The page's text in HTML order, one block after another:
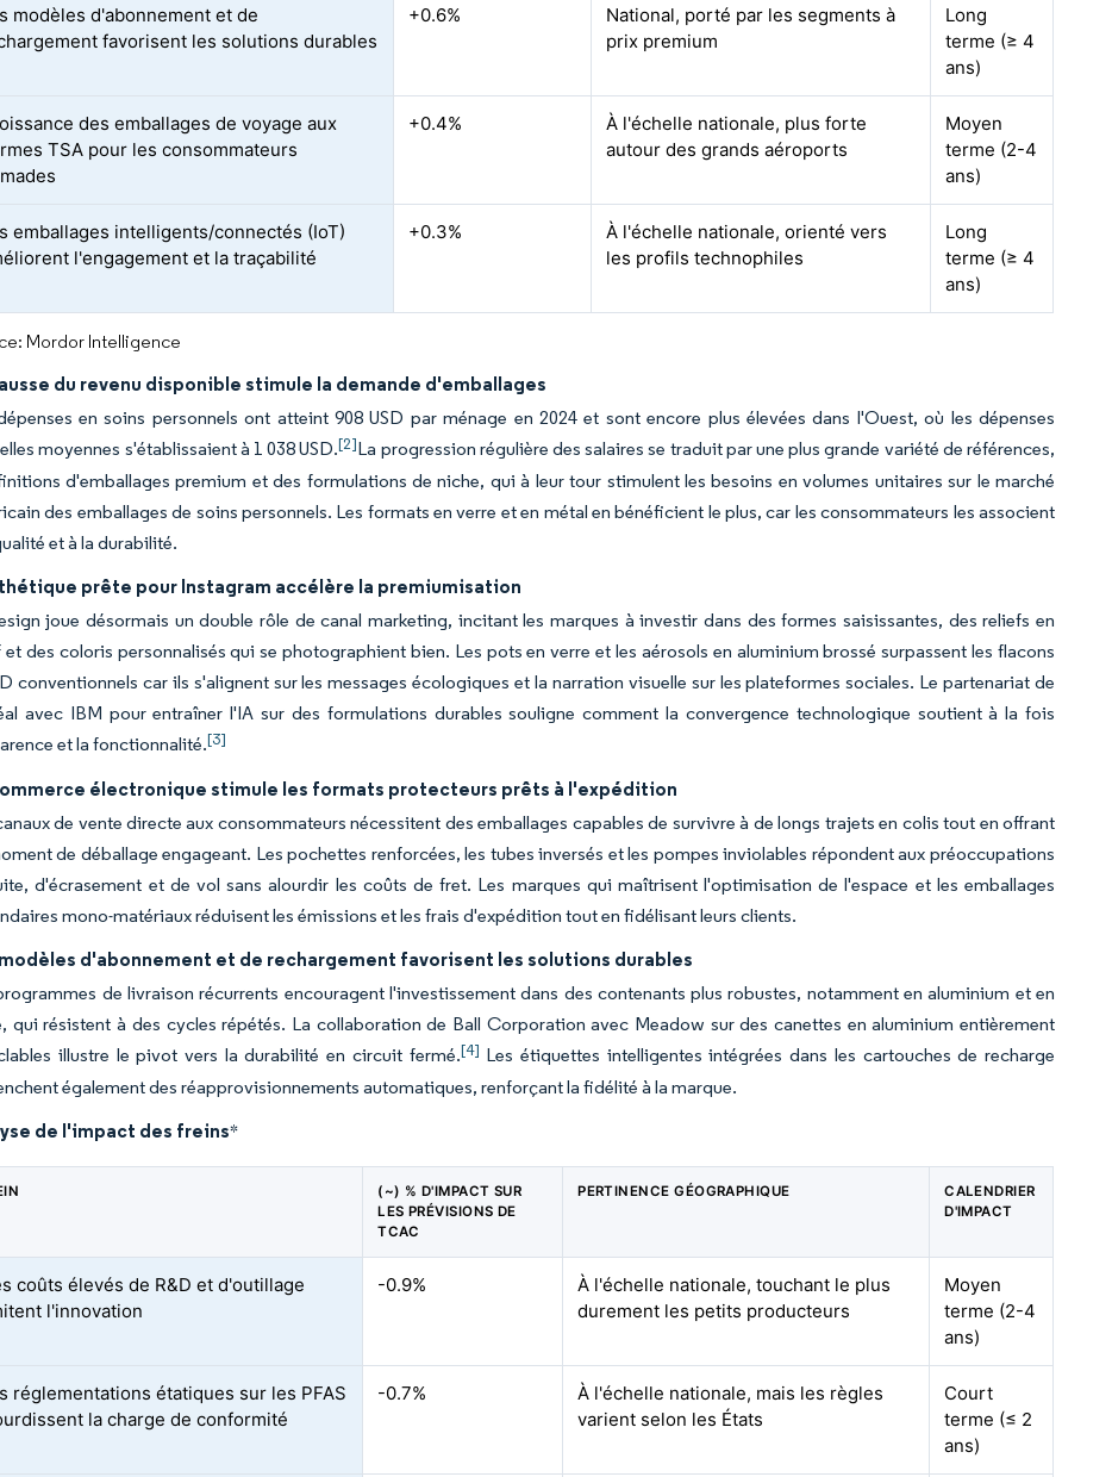
modèles d'abonnement et de
favorisent les solutions durables
+0.6%
National, porté par les segments à
prix premium
Long
terme (≥ 4
ans)
des emballages de voyage aux
TSA pour les consommateurs
+0.4%
À l'échelle nationale, plus forte
autour des grands aéroports
Moyen
terme (2-4
ans)
emballages intelligents/connectés (IoT)
l'engagement et la traçabilité
+0.3%
À l'échelle nationale, orienté vers
les profils technophiles
Long
terme (≥ 4
ans)
Mordor Intelligence
du revenu disponible stimule la demande d'emballages
en soins personnels ont atteint 908 USD par ménage en 2024 et sont encore plus élevées dans l'Ouest, où les dépenses
moyennes s'établissaient à 1 038 USD.[2]La progression régulière des salaires se traduit par une plus grande variété de références,
d'emballages premium et des formulations de niche, qui à leur tour stimulent les besoins en volumes unitaires sur le marché
des emballages de soins personnels. Les formats en verre et en métal en bénéficient le plus, car les consommateurs les associent
et à la durabilité.
prête pour Instagram accélère la premiumisation
joue désormais un double rôle de canal marketing, incitant les marques à investir dans des formes saisissantes, des reliefs en
et des coloris personnalisés qui se photographient bien. Les pots en verre et les aérosols en aluminium brossé surpassent les flacons
conventionnels car ils s'alignent sur les messages écologiques et la narration visuelle sur les plateformes sociales. Le partenariat de
avec IBM pour entraîner l'IA sur des formulations durables souligne comment la convergence technologique soutient à la fois
et la fonctionnalité.[3]
électronique stimule les formats protecteurs prêts à l'expédition
de vente directe aux consommateurs nécessitent des emballages capables de survivre à de longs trajets en colis tout en offrant
de déballage engageant. Les pochettes renforcées, les tubes inversés et les pompes inviolables répondent aux préoccupations
d'écrasement et de vol sans alourdir les coûts de fret. Les marques qui maîtrisent l'optimisation de l'espace et les emballages
mono-matériaux réduisent les émissions et les frais d'expédition tout en fidélisant leurs clients.
d'abonnement et de rechargement favorisent les solutions durables
de livraison récurrents encouragent l'investissement dans des contenants plus robustes, notamment en aluminium et en
qui résistent à des cycles répétés. La collaboration de Ball Corporation avec Meadow sur des canettes en aluminium entièrement
illustre le pivot vers la durabilité en circuit fermé.[4] Les étiquettes intelligentes intégrées dans les cartouches de recharge
également des réapprovisionnements automatiques, renforçant la fidélité à la marque.
de l'impact des freins*
(~) % D'IMPACT SUR
LES PRÉVISIONS DE
TCAC
PERTINENCE GÉOGRAPHIQUE
CALENDRIER
D'IMPACT
coûts élevés de R&D et d'outillage
l'innovation
-0.9%
À l'échelle nationale, touchant le plus
durement les petits producteurs
Moyen
terme (2-4
ans)
réglementations étatiques sur les PFAS
la charge de conformité
-0.7%
À l'échelle nationale, mais les règles
varient selon les États
Court
terme (≤ 2
ans)